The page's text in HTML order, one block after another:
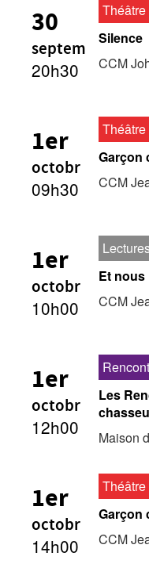
30
septem
20h30
Théâtre
Silence
CCM
1er
octobr
09h30
Théâtre
Garçon
CCM
1er
octobr
10h00
Et nous
CCM
1er
octobr
12h00
Les
Maison
1er
octobr
14h00
Théâtre
Garçon
CCM